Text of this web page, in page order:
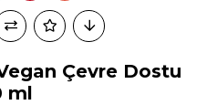
Çevre Dostu
ml